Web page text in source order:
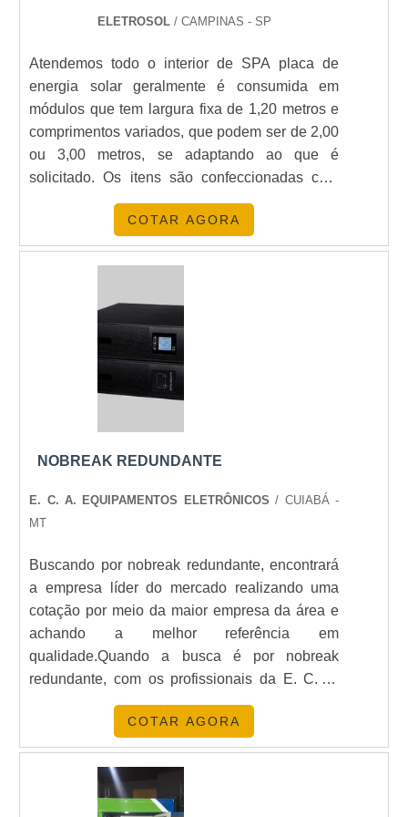
ELETROSOL/ CAMPINAS - SP
Atendemos todo o interior de SPA placa de
energia solar geralmente é consumida em
módulos que tem largura fixa de 1,20 metros e
comprimentos variados, que podem ser de 2,00
ou 3,00 metros, se adaptando ao que é
solicitado. Os itens são confeccionadas com
matéria-prima 100% virgem de polímeros, e
aditivos anti-UV, que geram longa vida útil da
placa sem que ela perca a coloração, mantendo
o ótimo rendimento mesmo após anos de uso.O
COTAR AGORA
NOBREAK REDUNDANTE
E. C. A. EQUIPAMENTOS ELETRÔNICOS / CUIABÁ -
MT
Buscando por nobreak redundante, encontrará
a empresa líder do mercado realizando uma
cotação por meio da maior empresa da área e
achando a melhor referência em
qualidade.Quando a busca é por nobreak
redundante, com os profissionais da E. C. A.
Equipamentos Eletrônicos alcançará proteção
com soluções para sistemas críticos de
energia.ALGUNS DETALHES SOBRE O
NOBREAK REDUNDANTEA E. C. A.
Equipamentos Eletrônicos centraliza sua
COTAR AGORA